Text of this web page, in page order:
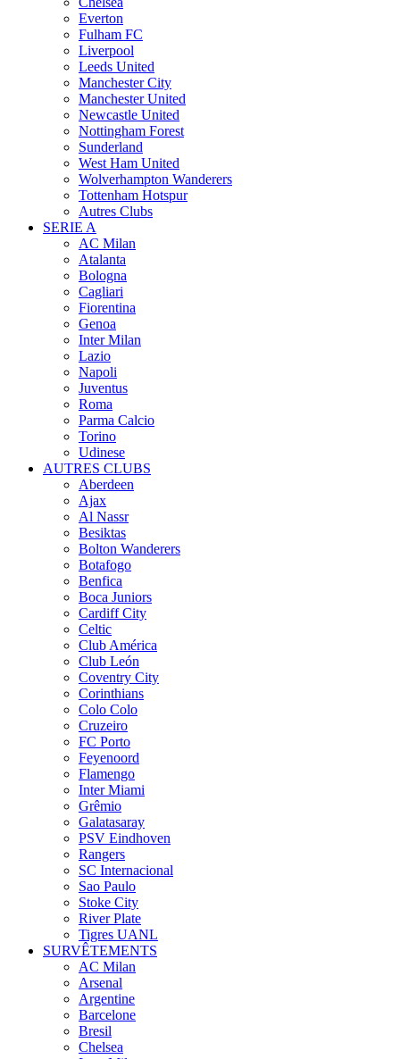
Everton
Fulham FC
Liverpool
Leeds United
Manchester City
Manchester United
Newcastle United
Nottingham Forest
Sunderland
West Ham United
Wolverhampton Wanderers
Tottenham Hotspur
Autres Clubs
SERIE A
AC Milan
Atalanta
Bologna
Cagliari
Fiorentina
Genoa
Inter Milan
Lazio
Napoli
Juventus
Roma
Parma Calcio
Torino
Udinese
AUTRES CLUBS
Aberdeen
Ajax
Al Nassr
Besiktas
Bolton Wanderers
Botafogo
Benfica
Boca Juniors
Cardiff City
Celtic
Club América
Club León
Coventry City
Corinthians
Colo Colo
Cruzeiro
FC Porto
Feyenoord
Flamengo
Inter Miami
Grêmio
Galatasaray
PSV Eindhoven
Rangers
SC Internacional
Sao Paulo
Stoke City
River Plate
Tigres UANL
SURVÊTEMENTS
AC Milan
Arsenal
Argentine
Barcelone
Bresil
Chelsea